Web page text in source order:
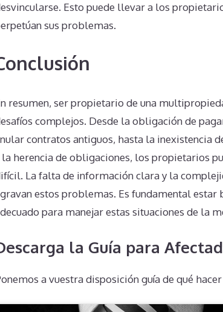
Esto puede llevar a los
sus problemas.
resumen, ser propietario de una
complejos. Desde la obligación de
contratos antiguos, hasta la inexistencia
la herencia de obligaciones, los propietarios
La falta de información clara y la
estos problemas. Es fundamental
para manejar estas situaciones de la
la Guía para
a vuestra disposición guía de qué